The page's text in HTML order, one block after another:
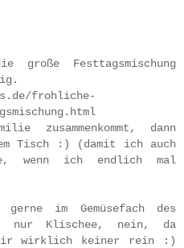
große Festtagsmischung
frohliche-
zusammenkommt, dann
Tisch :) (damit ich auch
wenn ich endlich mal
im Gemüsefach des
nur Klischee, nein, da
wirklich keiner rein :)